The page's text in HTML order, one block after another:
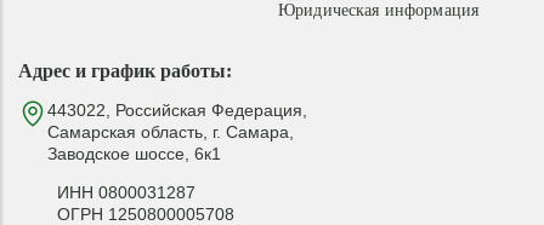
Адрес и график работы:
443022, Российская Федерация,
Самарская область, г. Самара,
Заводское шоссе, 6к1
ИНН 0800031287
ОГРН 1250800005708
Юридическая информация